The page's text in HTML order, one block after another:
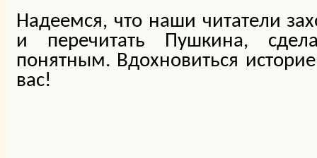
Надеемся, что наши читатели
и перечитать Пушкина,
понятным. Вдохновиться
вас!